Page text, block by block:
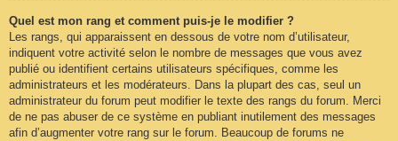
Quel est mon rang et comment puis-je le modifier ?
Les rangs, qui apparaissent en dessous de votre nom d’utilisateur,
indiquent votre activité selon le nombre de messages que vous avez
publié ou identifient certains utilisateurs spécifiques, comme les
administrateurs et les modérateurs. Dans la plupart des cas, seul un
administrateur du forum peut modifier le texte des rangs du forum. Merci
de ne pas abuser de ce système en publiant inutilement des messages
afin d’augmenter votre rang sur le forum. Beaucoup de forums ne